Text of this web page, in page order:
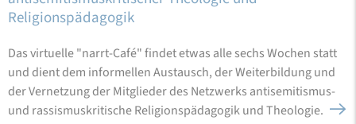
Religionspädagogik
Das virtuelle "narrt-Café" findet etwas alle sechs Wochen statt
und dient dem informellen Austausch, der Weiterbildung und
der Vernetzung der Mitglieder des Netzwerks antisemitismus-
und rassismuskritische Religionspädagogik und Theologie.